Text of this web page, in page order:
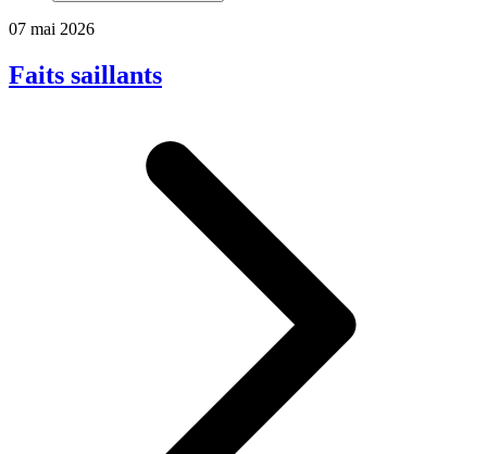
07 mai 2026
Faits saillants